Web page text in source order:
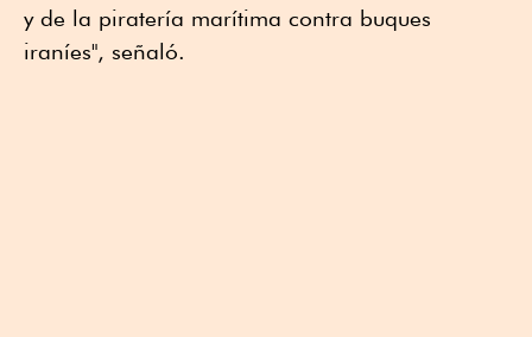
y de la piratería marítima contra buques
iraníes", señaló.